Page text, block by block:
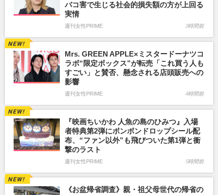
バコ害で生じる社会的損失額の方が上回る
実情
週刊女性PRIME 3時間前
Mrs. GREEN APPLE×ミスタードーナツコ
ラボ“限定ボックス”が転売「これ買う人も
すごい」と賛否、懸念される店頭販売への
影響
週刊女性PRIME 4時間前
『映画ちいかわ 人魚の島のひみつ』入場
者特典第2弾にボンボンドロップシール配
布、“ファン以外”も飛びついた第1弾と衝
撃のラスト
週刊女性PRIME 5時間前
《お盆帰省調査》親・祖父母世代の帰省の